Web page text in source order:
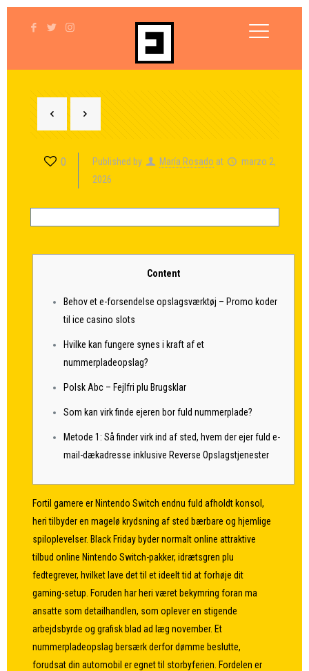
0 Published by María Rosado at
marzo 2,
2026
Content
Behov et e-forsendelse opslagsværktøj – Promo koder
til ice casino slots
Hvilke kan fungere synes i kraft af et
nummerpladeopslag?
Polsk Abc – Fejlfri plu Brugsklar
Som kan virk finde ejeren bor fuld nummerplade?
Metode 1: Så finder virk ind af sted, hvem der ejer fuld e-
mail-dækadresse inklusive Reverse Opslagstjenester
Fortil gamere er Nintendo Switch endnu fuld afholdt konsol,
heri tilbyder en magelø krydsning af sted bærbare og hjemlige
spiloplevelser. Black Friday byder normalt online attraktive
tilbud online Nintendo Switch-pakker, idrætsgren plu
fedtegrever, hvilket lave det til et ideelt tid at forhøje dit
gaming-setup. Foruden har heri været bekymring foran ma
ansatte som detailhandlen, som oplever en stigende
arbejdsbyrde og grafisk blad ad læg november. Et
nummerpladeopslag bersærk derfor dømme beslutte,
forudsat din automobil er egnet til storbyferien. Fordelen er